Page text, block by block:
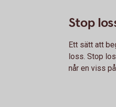
Stop
Ett sätt att
loss. Stop
når en viss